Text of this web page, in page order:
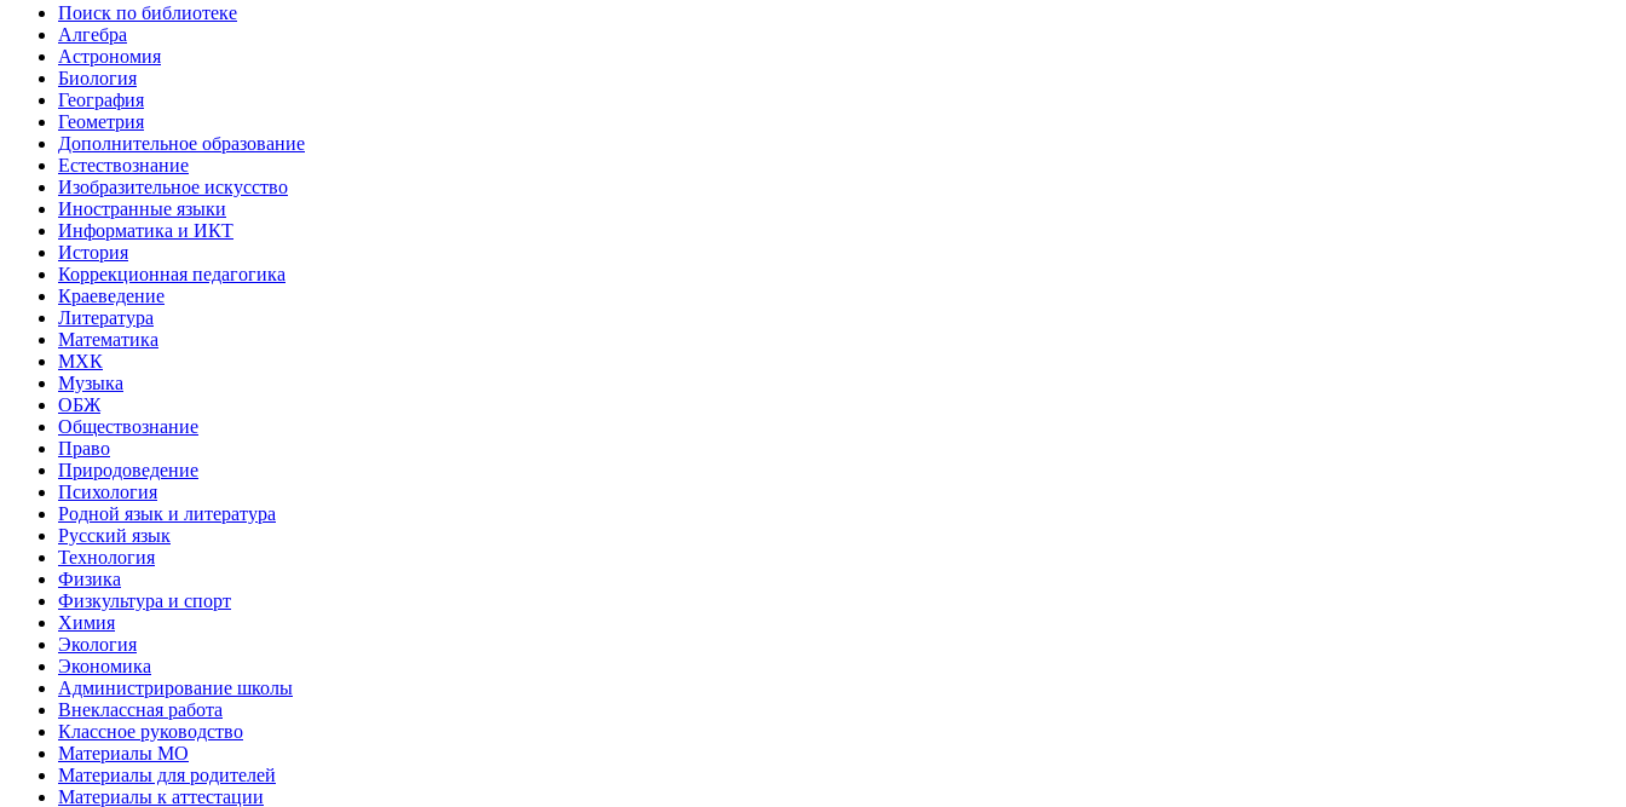
Поиск по библиотеке
Алгебра
Астрономия
Биология
География
Геометрия
Дополнительное образование
Естествознание
Изобразительное искусство
Иностранные языки
Информатика и ИКТ
История
Коррекционная педагогика
Краеведение
Литература
Математика
МХК
Музыка
ОБЖ
Обществознание
Право
Природоведение
Психология
Родной язык и литература
Русский язык
Технология
Физика
Физкультура и спорт
Химия
Экология
Экономика
Администрирование школы
Внеклассная работа
Классное руководство
Материалы МО
Материалы для родителей
Материалы к аттестации